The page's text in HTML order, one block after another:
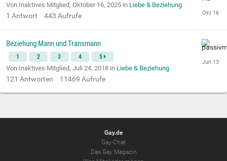
Von Inaktives Mitglied, Oktober 16, 2025 in Liebe & Beziehung
1 Antwort 443 Aufrufe
Beziehung Mann und Transmann
1 2 3 4 5
Von Inaktives Mitglied, Juli 24, 2018 in Liebe & Beziehung
121 Antworten 11469 Aufrufe
Gay.de
Gay-Chat
Das Gay Magazin